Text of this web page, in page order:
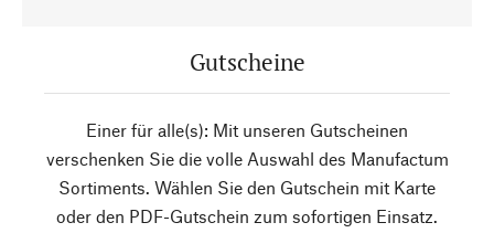
Gutscheine
Einer für alle(s): Mit unseren Gutscheinen
verschenken Sie die volle Auswahl des Manufactum
Sortiments. Wählen Sie den Gutschein mit Karte
oder den PDF-Gutschein zum sofortigen Einsatz.